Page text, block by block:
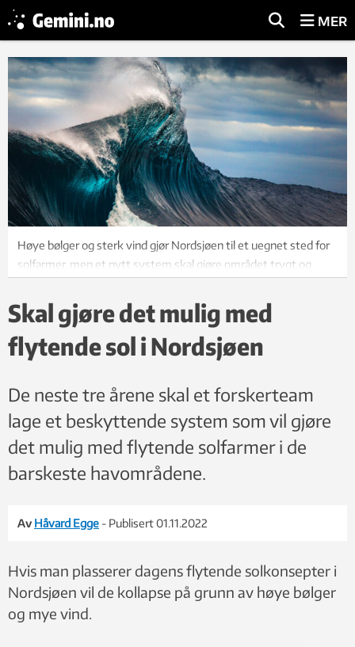
MER
Høye bølger og sterk vind gjør Nordsjøen til et uegnet sted for
solfarmer, men et nytt system skal gjøre området trygt og
Skal gjøre det mulig med
flytende sol i Nordsjøen
De neste tre årene skal et forskerteam
lage et beskyttende system som vil gjøre
det mulig med flytende solfarmer i de
barskeste havområdene.
Av Håvard Egge - Publisert 01.11.2022
Hvis man plasserer dagens flytende solkonsepter i
Nordsjøen vil de kollapse på grunn av høye bølger
og mye vind.